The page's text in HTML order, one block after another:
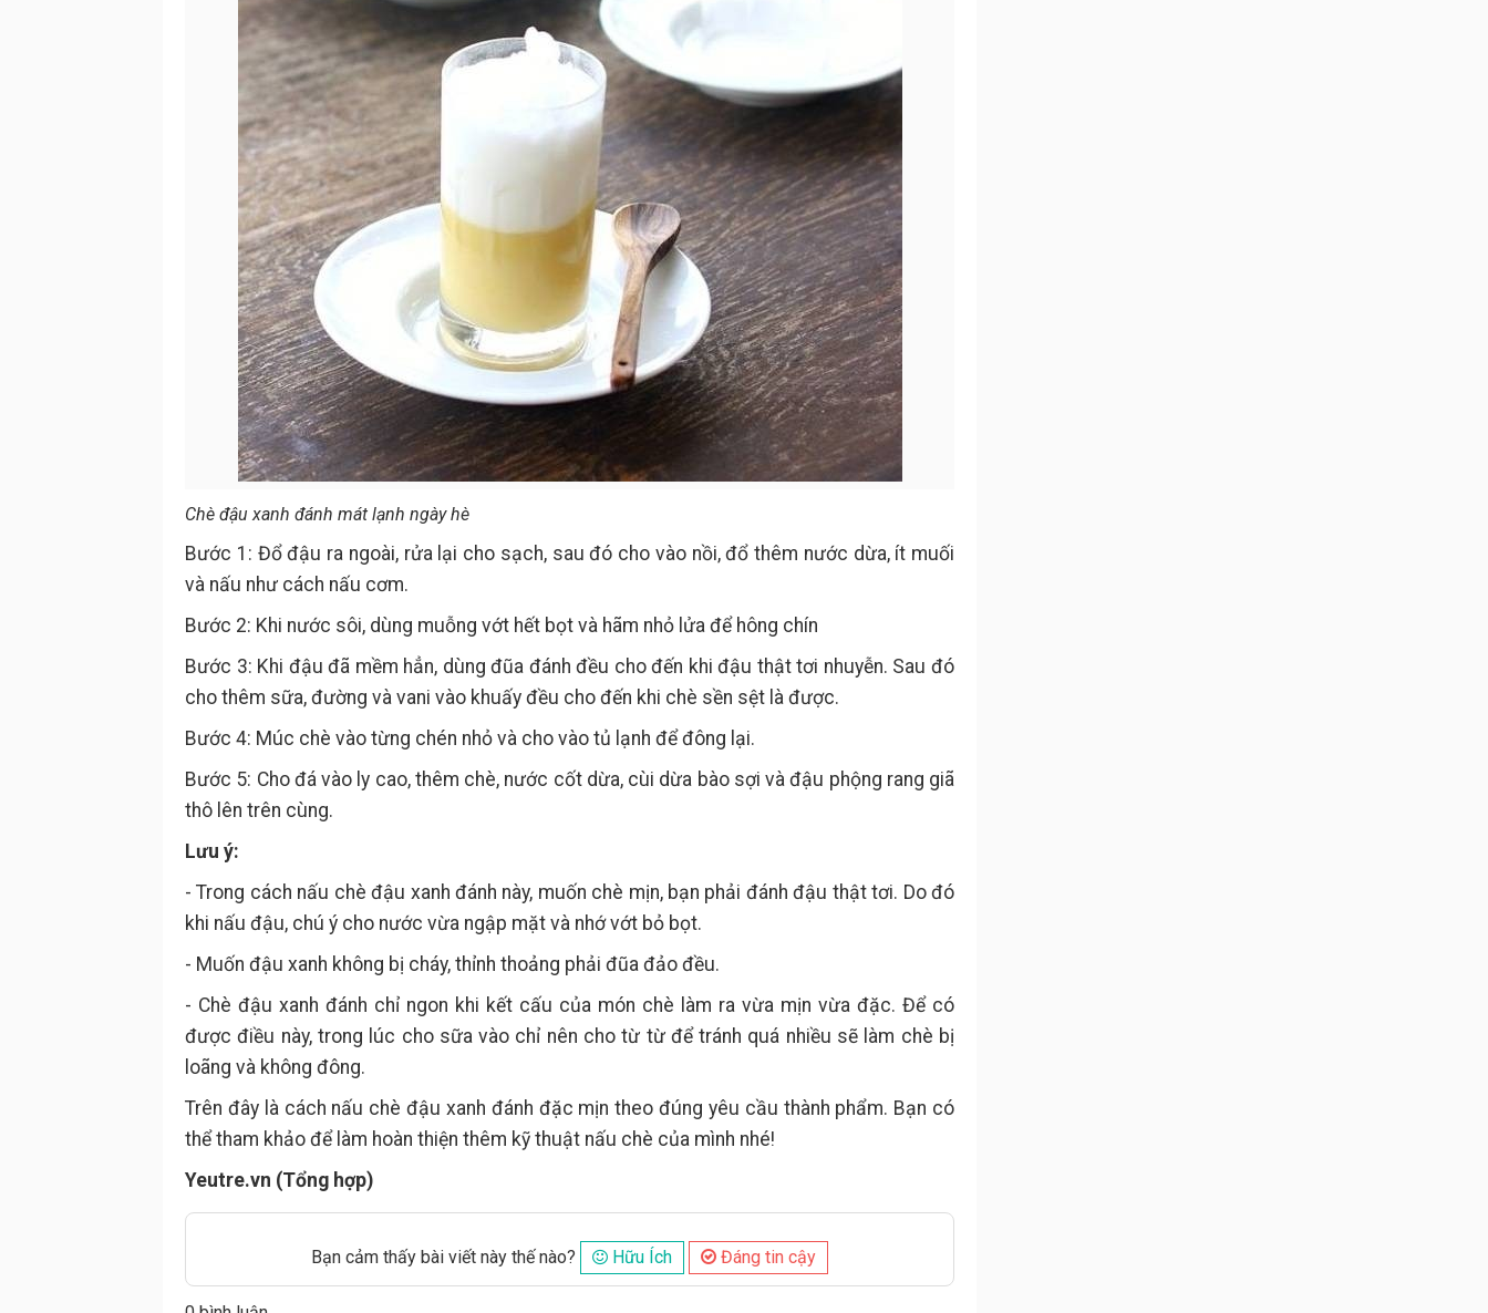
Chè đậu xanh đánh mát lạnh ngày hè
Bước 1: Đổ đậu ra ngoài, rửa lại cho sạch, sau đó cho vào nồi, đổ thêm nước dừa, ít muối
và nấu như cách nấu cơm.
Bước 2: Khi nước sôi, dùng muỗng vớt hết bọt và hãm nhỏ lửa để hông chín
Bước 3: Khi đậu đã mềm hẳn, dùng đũa đánh đều cho đến khi đậu thật tơi nhuyễn. Sau đó
cho thêm sữa, đường và vani vào khuấy đều cho đến khi chè sền sệt là được.
Bước 4: Múc chè vào từng chén nhỏ và cho vào tủ lạnh để đông lại.
Bước 5: Cho đá vào ly cao, thêm chè, nước cốt dừa, cùi dừa bào sợi và đậu phộng rang giã
thô lên trên cùng.
Lưu ý:
- Trong cách nấu chè đậu xanh đánh này, muốn chè mịn, bạn phải đánh đậu thật tơi. Do đó
khi nấu đậu, chú ý cho nước vừa ngập mặt và nhớ vớt bỏ bọt.
- Muốn đậu xanh không bị cháy, thỉnh thoảng phải đũa đảo đều.
- Chè đậu xanh đánh chỉ ngon khi kết cấu của món chè làm ra vừa mịn vừa đặc. Để có
được điều này, trong lúc cho sữa vào chỉ nên cho từ từ để tránh quá nhiều sẽ làm chè bị
loãng và không đông.
Trên đây là cách nấu chè đậu xanh đánh đặc mịn theo đúng yêu cầu thành phẩm. Bạn có
thể tham khảo để làm hoàn thiện thêm kỹ thuật nấu chè của mình nhé!
Yeutre.vn (Tổng hợp)
Bạn cảm thấy bài viết này thế nào? Hữu Ích Đáng tin cậy